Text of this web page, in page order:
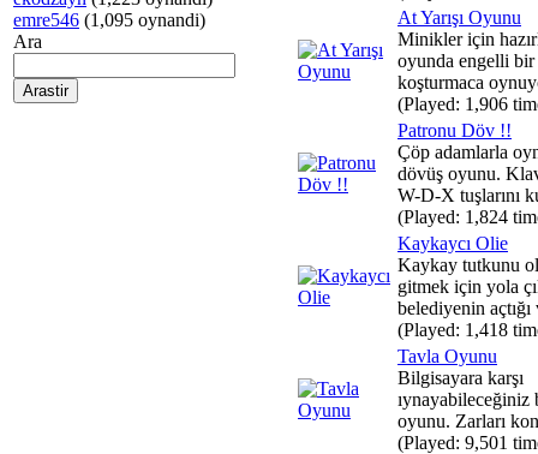
emre546 (1,095 oynandi)
Ara
At Yarışı Oyunu
Minikler için
oyunda engelli bir
koşturmaca
(Played: 1,906
Patronu Döv !!
Çöp adamlarla
dövüş oyunu.
W-D-X tuşlarını
(Played: 1,824
Kaykaycı Olie
Kaykay tutkunu
gitmek için yola
belediyenin açtığı
(Played: 1,418
Tavla Oyunu
Bilgisayara karşı
ıynayabileceğiniz
oyunu. Zarları
(Played: 9,501